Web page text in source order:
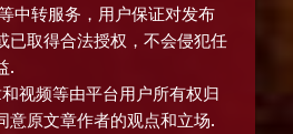
中转服务，用户保证对发布
已取得合法授权，不会侵犯任
.
视频等由平台用户所有权归
意原文章作者的观点和立场.